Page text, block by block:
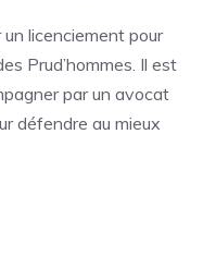
licenciement pour
Prud’hommes. Il est
par un avocat
défendre au mieux